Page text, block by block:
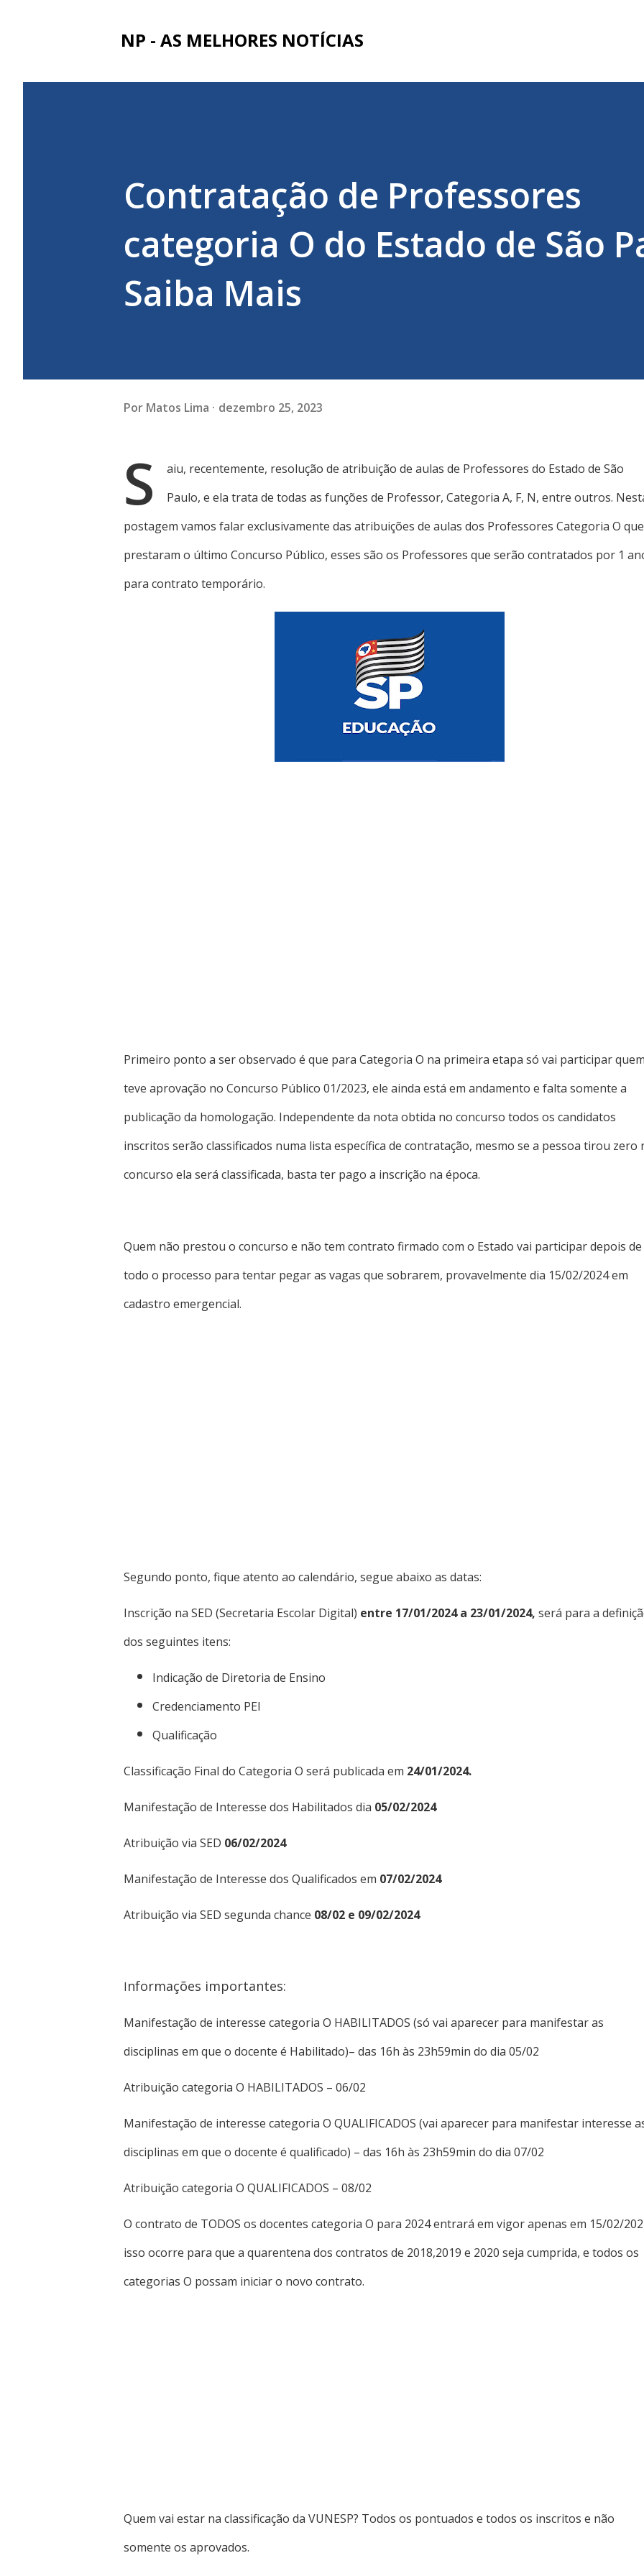
NP - AS MELHORES NOTÍCIAS
Contratação de Professores
categoria O do Estado de São
Saiba Mais
Por Matos Lima dezembro 25, 2023
S
aiu, recentemente, resolução de atribuição de aulas de Professores do Estado de São
Paulo, e ela trata de todas as funções de Professor, Categoria A, F, N, entre outros.
postagem vamos falar exclusivamente das atribuições de aulas dos Professores Categoria O que
prestaram o último Concurso Público, esses são os Professores que serão contratados por 1
para contrato temporário.
Primeiro ponto a ser observado é que para Categoria O na primeira etapa só vai participar
teve aprovação no Concurso Público 01/2023, ele ainda está em andamento e falta somente a
publicação da homologação. Independente da nota obtida no concurso todos os candidatos
inscritos serão classificados numa lista específica de contratação, mesmo se a pessoa tirou zero
concurso ela será classificada, basta ter pago a inscrição na época.
Quem não prestou o concurso e não tem contrato firmado com o Estado vai participar depois de
todo o processo para tentar pegar as vagas que sobrarem, provavelmente dia 15/02/2024 em
cadastro emergencial.
Segundo ponto, fique atento ao calendário, segue abaixo as datas:
Inscrição na SED (Secretaria Escolar Digital) entre 17/01/2024 a 23/01/2024, será para a
dos seguintes itens:
Indicação de Diretoria de Ensino
Credenciamento PEI
Qualificação
Classificação Final do Categoria O será publicada em 24/01/2024.
Manifestação de Interesse dos Habilitados dia 05/02/2024
Atribuição via SED 06/02/2024
Manifestação de Interesse dos Qualificados em 07/02/2024
Atribuição via SED segunda chance 08/02 e 09/02/2024
Informações importantes:
Manifestação de interesse categoria O HABILITADOS (só vai aparecer para manifestar as
disciplinas em que o docente é Habilitado)– das 16h às 23h59min do dia 05/02
Atribuição categoria O HABILITADOS – 06/02
Manifestação de interesse categoria O QUALIFICADOS (vai aparecer para manifestar interesse
disciplinas em que o docente é qualificado) – das 16h às 23h59min do dia 07/02
Atribuição categoria O QUALIFICADOS – 08/02
O contrato de TODOS os docentes categoria O para 2024 entrará em vigor apenas em 15/02/
isso ocorre para que a quarentena dos contratos de 2018,2019 e 2020 seja cumprida, e todos os
categorias O possam iniciar o novo contrato.
Quem vai estar na classificação da VUNESP? Todos os pontuados e todos os inscritos e não
somente os aprovados.